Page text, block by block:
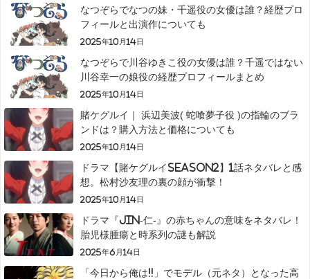
なつぞらでなつの妹・千遥役の女優は誰？経歴プロ
フィールと出演作についても
2025年10月14日
なつぞらで川谷ゆきこ役の女優は誰？千遥ではない
川谷幸一の娘役の経歴プロフィールまとめ
2025年10月14日
賭ケグルイ｜ 浜辺美波( 蛇喰夢子役 )の指輪のブラ
ンドは？購入方法と価格についても
2025年10月14日
ドラマ【賭ケグルイseason2】1話ネタバレと感
想。松村沙友理の裏の顔が衝撃！
2025年10月14日
ドラマ『JIN-仁-』の赤ちゃんの意味をネタバレ！
胎児様腫瘍と時系列の謎も解説
2025年6月14日
「今日から俺は!!」でモデル（元ネタ）となった高